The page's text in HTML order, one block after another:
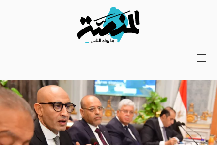
Main
Secondary
Navigation